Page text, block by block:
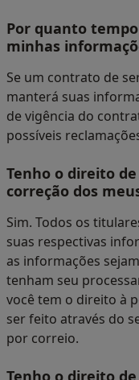
Por quanto
minhas
Se um contrato de
manterá suas
de vigência do
possíveis
Tenho o direito
correção dos
Sim. Todos os
suas respectivas
as informações
tenham seu
você tem o direito à
ser feito através do
por correio.
Tenho o direito